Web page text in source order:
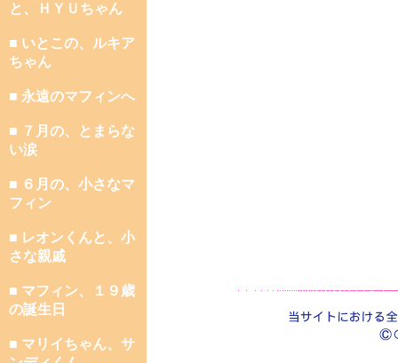
と、ＨＹＵちゃん
■ いとこの、ルキア
ちゃん
■ 永遠のマフィンへ
■ ７月の、とまらな
い涙
■ ６月の、小さなマ
フィン
■ レオンくんと、小
さな親戚
■ マフィン、１９歳
の誕生日
■ マリイちゃん、サ